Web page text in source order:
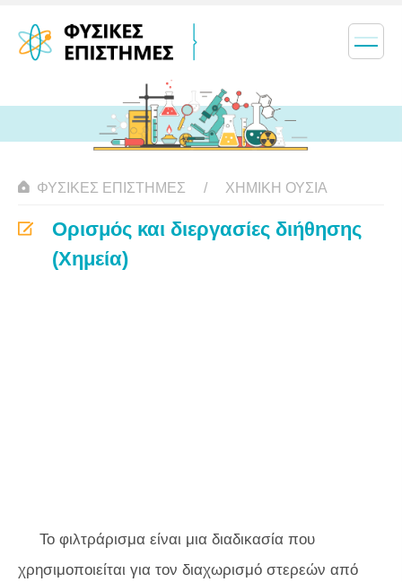
ΦΥΣΙΚΈΣ ΕΠΙΣΤΉΜΕΣ ΧΗΜΙΚΉ ΟΥΣΊΑ
Ορισμός και διεργασίες διήθησης
(Χημεία)
Το φιλτράρισμα είναι μια διαδικασία που
χρησιμοποιείται για τον διαχωρισμό στερεών από